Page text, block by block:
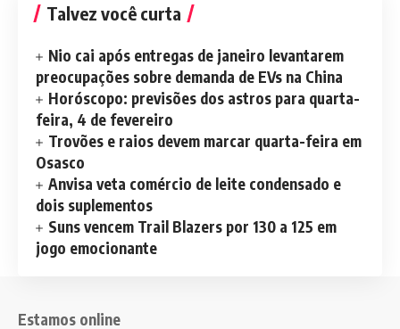
Talvez você curta
Nio cai após entregas de janeiro levantarem
preocupações sobre demanda de EVs na China
Horóscopo: previsões dos astros para quarta-
feira, 4 de fevereiro
Trovões e raios devem marcar quarta-feira em
Osasco
Anvisa veta comércio de leite condensado e
dois suplementos
Suns vencem Trail Blazers por 130 a 125 em
jogo emocionante
Estamos online